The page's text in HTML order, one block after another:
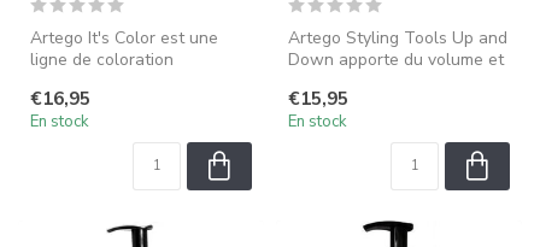
Artego It's Color est une
ligne de coloration
spécialement conçu...
€16,95
En stock
Artego Styling Tools Up and
Down apporte du volume et
€15,95
En stock